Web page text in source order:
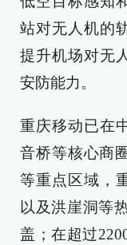
站对无人机的
提升机场对无
安防能力。
重庆移动已在
音桥等核心商
等重点区域，
以及洪崖洞等
盖；在超过